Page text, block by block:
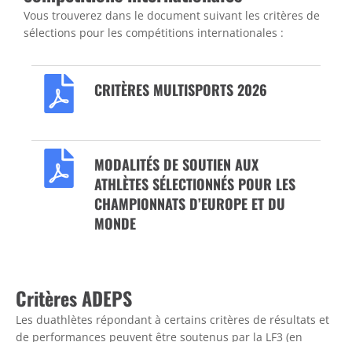
Vous trouverez dans le document suivant les critères de
sélections pour les compétitions internationales :
CRITÈRES MULTISPORTS 2026
MODALITÉS DE SOUTIEN AUX
ATHLÈTES SÉLECTIONNÉS POUR LES
CHAMPIONNATS D’EUROPE ET DU
MONDE
Critères ADEPS
Les duathlètes répondant à certains critères de résultats et
de performances peuvent être soutenus par la LF3 (en